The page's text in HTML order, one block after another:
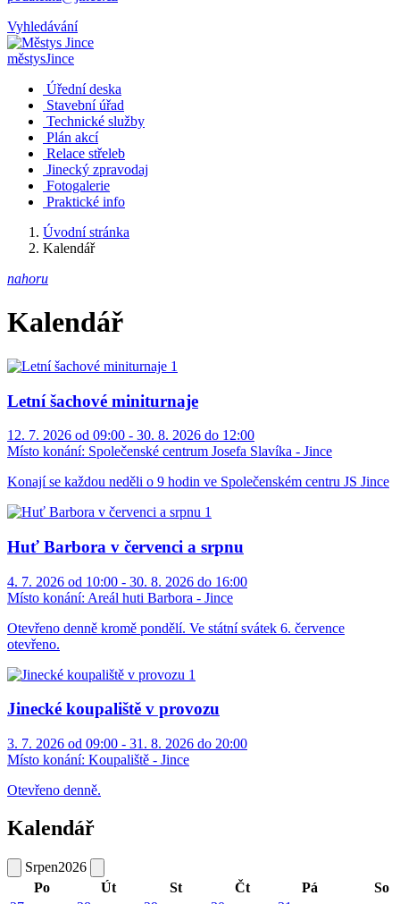
Vyhledávání
městysJince
Úřední deska
Stavební úřad
Technické služby
Plán akcí
Relace střeleb
Jinecký zpravodaj
Fotogalerie
Praktické info
Úvodní stránka
Kalendář
nahoru
Kalendář
Letní šachové miniturnaje
12. 7. 2026 od 09:00 - 30. 8. 2026 do 12:00
Místo konání: Společenské centrum Josefa Slavíka - Jince
Konají se každou neděli o 9 hodin ve Společenském centru JS Jince
Huť Barbora v červenci a srpnu
4. 7. 2026 od 10:00 - 30. 8. 2026 do 16:00
Místo konání: Areál huti Barbora - Jince
Otevřeno denně kromě pondělí. Ve státní svátek 6. července
otevřeno.
Jinecké koupaliště v provozu
3. 7. 2026 od 09:00 - 31. 8. 2026 do 20:00
Místo konání: Koupaliště - Jince
Otevřeno denně.
Kalendář
Srpen2026
Po
Út St Čt Pá
So